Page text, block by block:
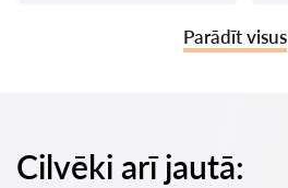
Parādīt visus
Cilvēki arī jautā: